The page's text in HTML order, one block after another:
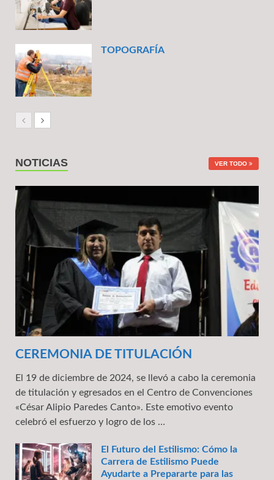
TOPOGRAFÍA
NOTICIAS VER TODO
CEREMONIA DE TITULACIÓN
El 19 de diciembre de 2024, se llevó a cabo la ceremonia
de titulación y egresados en el Centro de Convenciones
«César Alipio Paredes Canto». Este emotivo evento
celebró el esfuerzo y logro de los …
El Futuro del Estilismo: Cómo la
Carrera de Estilismo Puede
Ayudarte a Prepararte para las